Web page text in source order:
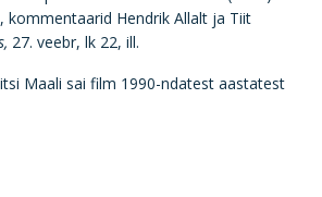
kommentaarid Hendrik Allalt ja Tiit
27. veebr, lk 22, ill.
Maali sai film 1990-ndatest aastatest